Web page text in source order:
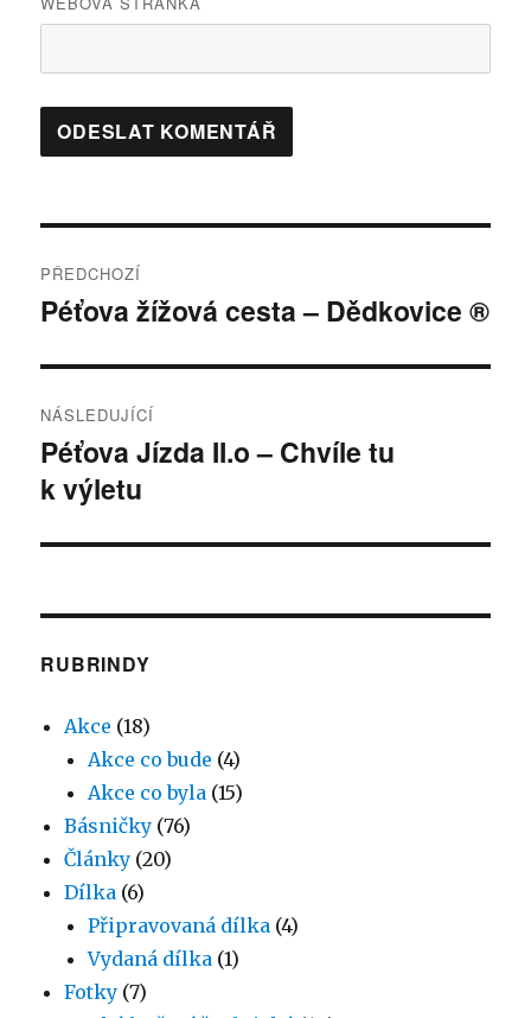
pro
PŘEDCHOZÍ
Předchozí
Péťova žížová cesta – Dědkovice ®
NÁSLEDUJÍCÍ
Následující
příspěvek:
Péťova Jízda II.o – Chvíle tu
k výletu
RUBRINDY
Akce (18)
Akce co bude (4)
Akce co byla (15)
Básničky (76)
Články (20)
Dílka (6)
Připravovaná dílka (4)
Vydaná dílka (1)
Fotky (7)